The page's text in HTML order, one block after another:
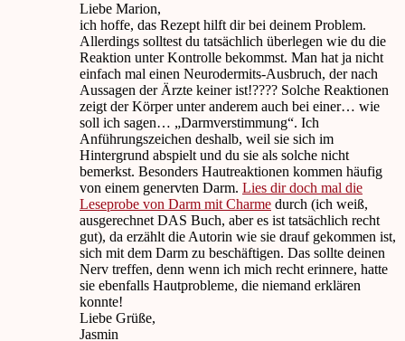
Liebe Marion,
ich hoffe, das Rezept hilft dir bei deinem Problem.
Allerdings solltest du tatsächlich überlegen wie du die
Reaktion unter Kontrolle bekommst. Man hat ja nicht
einfach mal einen Neurodermits-Ausbruch, der nach
Aussagen der Ärzte keiner ist!???? Solche Reaktionen
zeigt der Körper unter anderem auch bei einer… wie
soll ich sagen… „Darmverstimmung“. Ich
Anführungszeichen deshalb, weil sie sich im
Hintergrund abspielt und du sie als solche nicht
bemerkst. Besonders Hautreaktionen kommen häufig
von einem genervten Darm. Lies dir doch mal die
Leseprobe von Darm mit Charme durch (ich weiß,
ausgerechnet DAS Buch, aber es ist tatsächlich recht
gut), da erzählt die Autorin wie sie drauf gekommen ist,
sich mit dem Darm zu beschäftigen. Das sollte deinen
Nerv treffen, denn wenn ich mich recht erinnere, hatte
sie ebenfalls Hautprobleme, die niemand erklären
konnte!
Liebe Grüße,
Jasmin